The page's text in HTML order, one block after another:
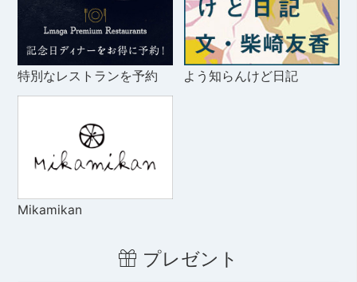
特別なレストランを予約 よう知らんけど日記
Mikamikan
プレゼント